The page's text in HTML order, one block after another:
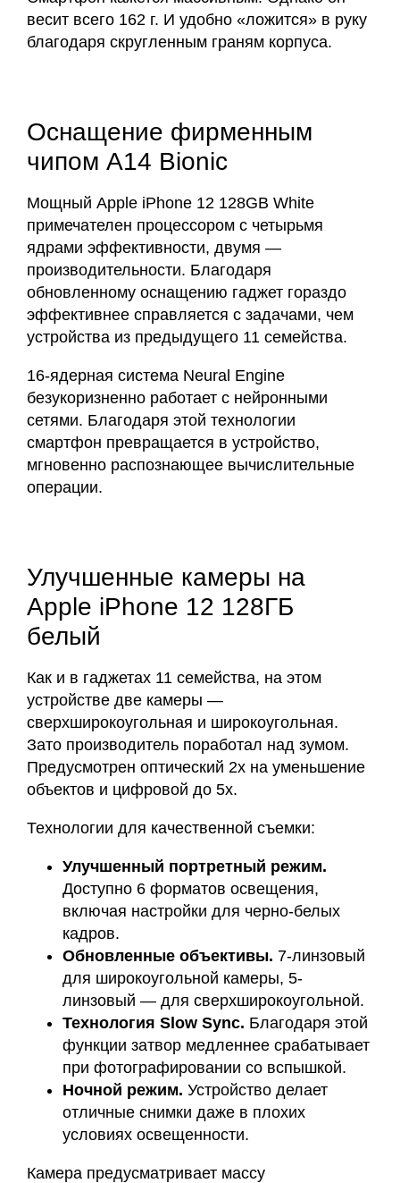
весит всего 162 г. И удобно «ложится» в руку
благодаря скругленным граням корпуса.
Оснащение фирменным
чипом A14 Bionic
Мощный Apple iPhone 12 128GB White
примечателен процессором с четырьмя
ядрами эффективности, двумя —
производительности. Благодаря
обновленному оснащению гаджет гораздо
эффективнее справляется с задачами, чем
устройства из предыдущего 11 семейства.
16-ядерная система Neural Engine
безукоризненно работает с нейронными
сетями. Благодаря этой технологии
смартфон превращается в устройство,
мгновенно распознающее вычислительные
операции.
Улучшенные камеры на
Apple iPhone 12 128ГБ
белый
Как и в гаджетах 11 семейства, на этом
устройстве две камеры —
сверхширокоугольная и широкоугольная.
Зато производитель поработал над зумом.
Предусмотрен оптический 2х на уменьшение
объектов и цифровой до 5х.
Технологии для качественной съемки:
Улучшенный портретный режим.
Доступно 6 форматов освещения,
включая настройки для черно-белых
кадров.
Обновленные объективы. 7-линзовый
для широкоугольной камеры, 5-
линзовый — для сверхширокоугольной.
Технология Slow Sync. Благодаря этой
функции затвор медленнее срабатывает
при фотографировании со вспышкой.
Ночной режим. Устройство делает
отличные снимки даже в плохих
условиях освещенности.
Камера предусматривает массу